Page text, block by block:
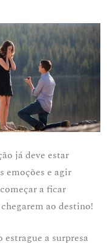
já deve estar
emoções e agir
a ficar
ao destino!
a surpresa